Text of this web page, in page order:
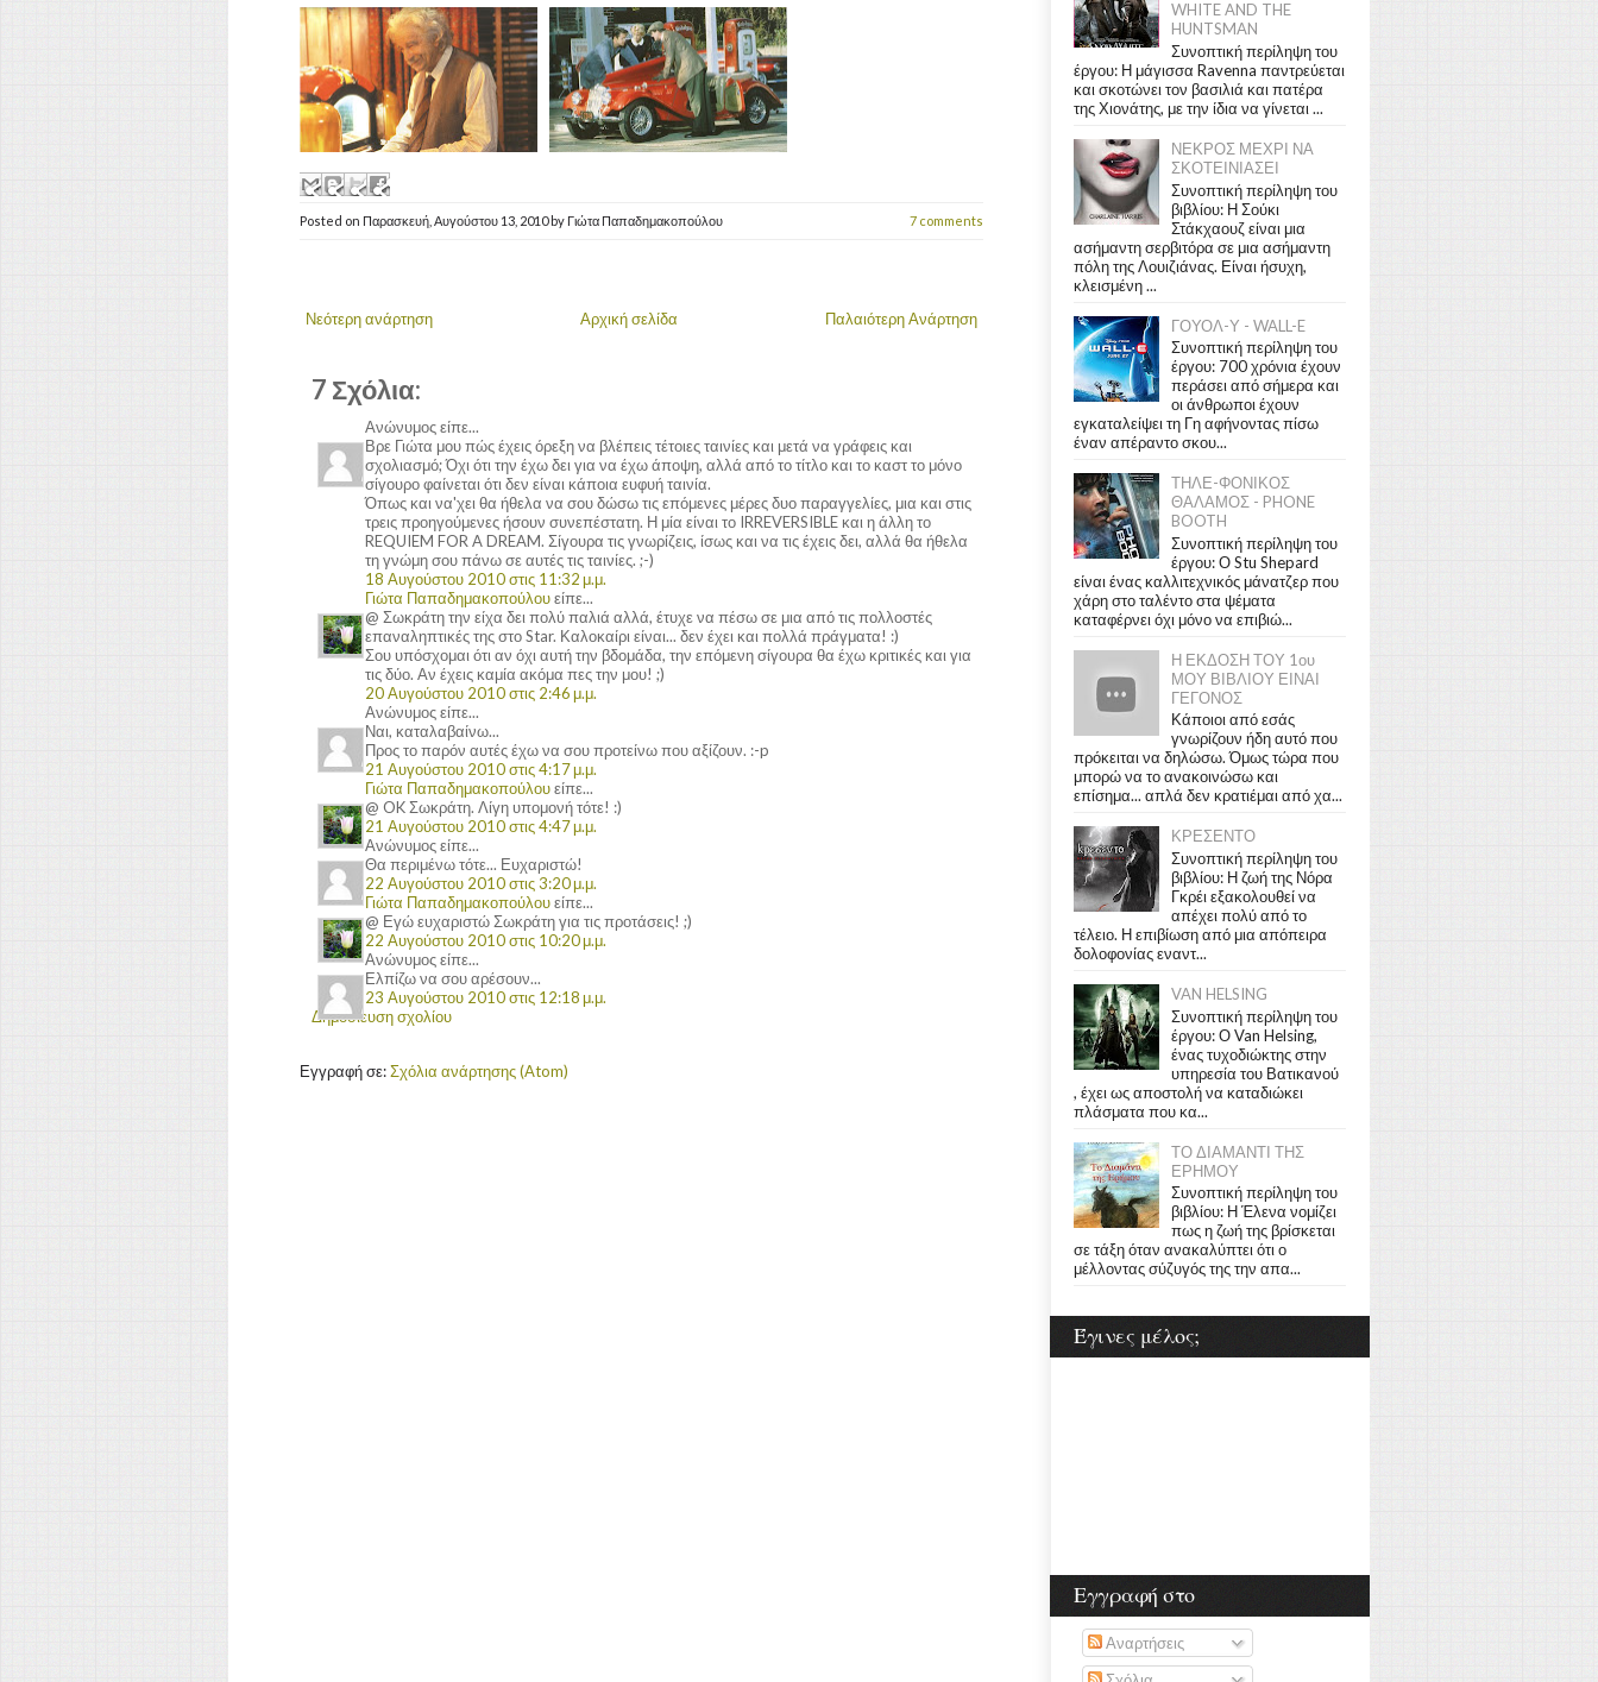
Posted on Παρασκευή, Αυγούστου 13, 2010by Γιώτα Παπαδημακοπούλου 7 comments
Νεότερη ανάρτηση Παλαιότερη Ανάρτηση
Αρχική σελίδα
7 Σχόλια:
Ανώνυμος είπε...
Βρε Γιώτα μου πώς έχεις όρεξη να βλέπεις τέτοιες ταινίες και μετά να γράφεις και
σχολιασμό; Όχι ότι την έχω δει για να έχω άποψη, αλλά από το τίτλο και το καστ το μόνο
σίγουρο φαίνεται ότι δεν είναι κάποια ευφυή ταινία.
Όπως και να'χει θα ήθελα να σου δώσω τις επόμενες μέρες δυο παραγγελίες, μια και στις
τρεις προηγούμενες ήσουν συνεπέστατη. Η μία είναι το IRREVERSIBLE και η άλλη το
REQUIEM FOR A DREAM. Σίγουρα τις γνωρίζεις, ίσως και να τις έχεις δει, αλλά θα ήθελα
τη γνώμη σου πάνω σε αυτές τις ταινίες. ;-)
18 Αυγούστου 2010 στις 11:32 μ.μ.
Γιώτα Παπαδημακοπούλουείπε...
@ Σωκράτη την είχα δει πολύ παλιά αλλά, έτυχε να πέσω σε μια από τις πολλοστές
επαναληπτικές της στο Star. Καλοκαίρι είναι... δεν έχει και πολλά πράγματα! :)
Σου υπόσχομαι ότι αν όχι αυτή την βδομάδα, την επόμενη σίγουρα θα έχω κριτικές και για
τις δύο. Αν έχεις καμία ακόμα πες την μου! ;)
20 Αυγούστου 2010 στις 2:46 μ.μ.
Ανώνυμος είπε...
Ναι, καταλαβαίνω...
Προς το παρόν αυτές έχω να σου προτείνω που αξίζουν. :-p
21 Αυγούστου 2010 στις 4:17 μ.μ.
Γιώτα Παπαδημακοπούλουείπε...
@ OK Σωκράτη. Λίγη υπομονή τότε! :)
21 Αυγούστου 2010 στις 4:47 μ.μ.
Ανώνυμος είπε...
Θα περιμένω τότε... Ευχαριστώ!
22 Αυγούστου 2010 στις 3:20 μ.μ.
Γιώτα Παπαδημακοπούλουείπε...
@ Εγώ ευχαριστώ Σωκράτη για τις προτάσεις! ;)
22 Αυγούστου 2010 στις 10:20 μ.μ.
Ανώνυμος είπε...
Ελπίζω να σου αρέσουν...
23 Αυγούστου 2010 στις 12:18 μ.μ.
Δημοσίευση σχολίου
Εγγραφή σε:Σχόλια ανάρτησης (Atom)
WHITE AND THE
HUNTSMAN
Συνοπτική περίληψη του
έργου: Η μάγισσα Ravenna παντρεύεται
και σκοτώνει τον βασιλιά και πατέρα
της Χιονάτης, με την ίδια να γίνεται ...
ΝΕΚΡΟΣ ΜΕΧΡΙ ΝΑ
ΣΚΟΤΕΙΝΙΑΣΕΙ
Συνοπτική περίληψη του
βιβλίου: Η Σούκι
Στάκχαουζ είναι μια
ασήμαντη σερβιτόρα σε μια ασήμαντη
πόλη της Λουιζιάνας. Είναι ήσυχη,
κλεισμένη ...
ΓΟΥΟΛ-Υ - WALL-E
Συνοπτική περίληψη του
έργου: 700 χρόνια έχουν
περάσει από σήμερα και
οι άνθρωποι έχουν
εγκαταλείψει τη Γη αφήνοντας πίσω
έναν απέραντο σκου...
ΤΗΛΕ-ΦΟΝΙΚΟΣ
ΘΑΛΑΜΟΣ - PHONE
BOOTH
Συνοπτική περίληψη του
έργου: Ο Stu Shepard
είναι ένας καλλιτεχνικός μάνατζερ που
χάρη στο ταλέντο στα ψέματα
καταφέρνει όχι μόνο να επιβιώ...
Η ΕΚΔΟΣΗ ΤΟΥ 1ου
ΜΟΥ ΒΙΒΛΙΟΥ ΕΙΝΑΙ
ΓΕΓΟΝΟΣ
Κάποιοι από εσάς
γνωρίζουν ήδη αυτό που
πρόκειται να δηλώσω. Όμως τώρα που
μπορώ να το ανακοινώσω και
επίσημα... απλά δεν κρατιέμαι από χα...
ΚΡΕΣΕΝΤΟ
Συνοπτική περίληψη του
βιβλίου: Η ζωή της Νόρα
Γκρέι εξακολουθεί να
απέχει πολύ από το
τέλειο. Η επιβίωση από μια απόπειρα
δολοφονίας εναντ...
VAN HELSING
Συνοπτική περίληψη του
έργου: Ο Van Helsing,
ένας τυχοδιώκτης στην
υπηρεσία του Βατικανού
, έχει ως αποστολή να καταδιώκει
πλάσματα που κα...
ΤΟ ΔΙΑΜΑΝΤΙ ΤΗΣ
ΕΡΗΜΟΥ
Συνοπτική περίληψη του
βιβλίου: Η Έλενα νομίζει
πως η ζωή της βρίσκεται
σε τάξη όταν ανακαλύπτει ότι ο
μέλλοντας σύζυγός της την απα...
Έγινες μέλος;
Εγγραφή στο
Αναρτήσεις